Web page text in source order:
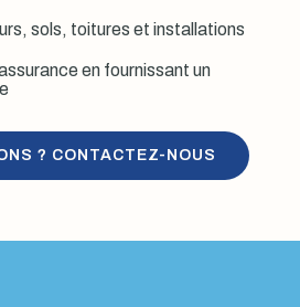
sols, toitures et installations
en fournissant un
? CONTACTEZ-NOUS